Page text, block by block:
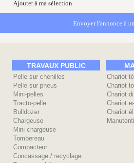
Ajouter à ma sélection
Envoyer l'annonce à
TRAVAUX PUBLIC
Pelle sur chenilles
Pelle sur pneus
Mini-pelles
Tracto-pelle
Bulldozer
Chargeuse
Mini chargeuse
Tombereau
Compacteur
Concassage / recyclage
Chariot
Chariot
Chariot
Chariot
Chariot